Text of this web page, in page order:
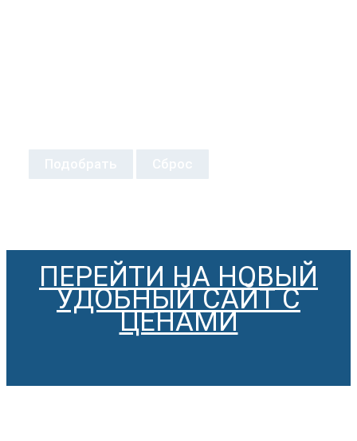
ПЕРЕЙТИ НА НОВЫЙ
УДОБНЫЙ САЙТ С
ЦЕНАМИ